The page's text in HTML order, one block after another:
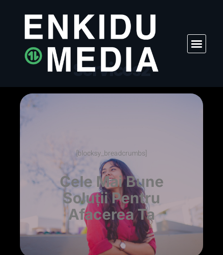
Services2
[blocksy_breadcrumbs]
Cele Mai Bune
Soluții Pentru
Afacerea Ta